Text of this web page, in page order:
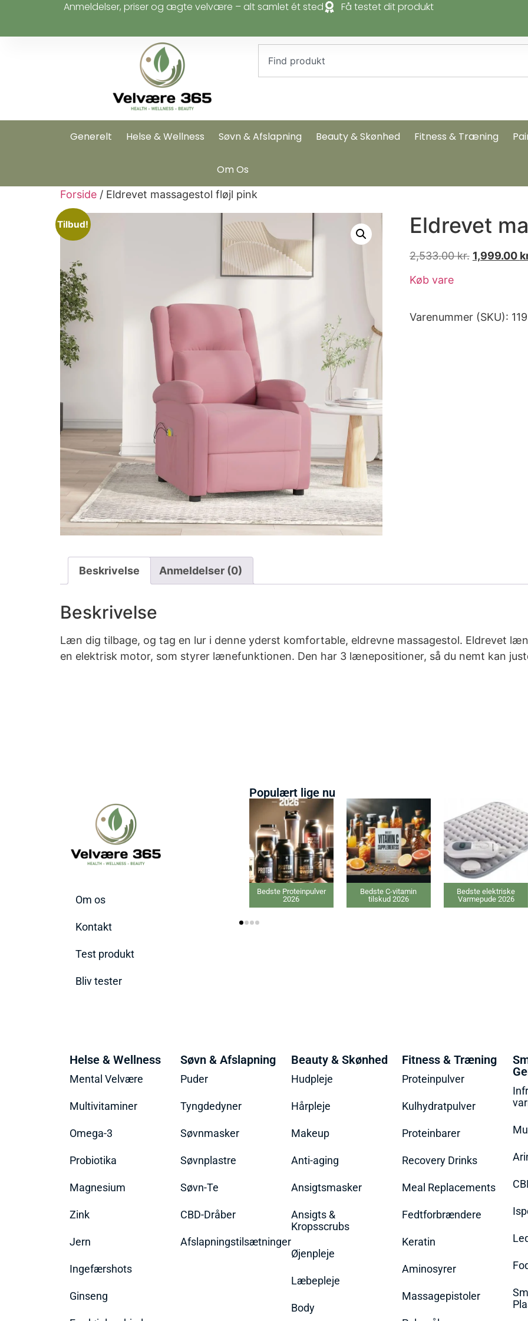
Anmeldelser, priser og ægte velvære – alt samlet ét sted Få testet dit produkt
Generelt Helse & Wellness Søvn & Afslapning Beauty & Skønhed Fitness & Træning
Om Os
Forside / Eldrevet massagestol fløjl pink
Tilbud! Eldrevet
2,533.00kr. 1,999.00
Køb vare
Varenummer (SKU):
Beskrivelse Anmeldelser (0)
Beskrivelse
Læn dig tilbage, og tag en lur i denne yderst komfortable, eldrevne massagestol. Eldrevet
en elektrisk motor, som styrer lænefunktionen. Den har 3 lænepositioner, så du nemt kan
Om os
Kontakt
Test produkt
Bliv tester
Populært lige nu
Bedste Proteinpulver
Bedste C-vitamin
tilskud 2026
Bedste elektriske
Varmepude 2026
Bedste
tilskud
Helse & Wellness
Mental Velvære
Multivitaminer
Omega-3
Probiotika
Magnesium
Zink
Jern
Ingefærshots
Ginseng
Søvn & Afslapning
Puder
Tyngdedyner
Søvnmasker
Søvnplastre
Søvn-Te
CBD-Dråber
Afslapningstilsætninger
Beauty & Skønhed
Hudpleje
Hårpleje
Makeup
Anti-aging
Ansigtsmasker
Ansigts &
Kropsscrubs
Øjenpleje
Læbepleje
Body
Fitness & Træning
Proteinpulver
Kulhydratpulver
Proteinbarer
Recovery Drinks
Meal Replacements
Fedtforbrændere
Keratin
Aminosyrer
Massagepistoler